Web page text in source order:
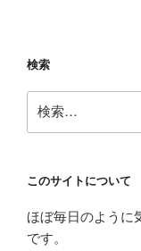
ン
検索
索:
このサイトについて
ほぼ毎日のように
です。